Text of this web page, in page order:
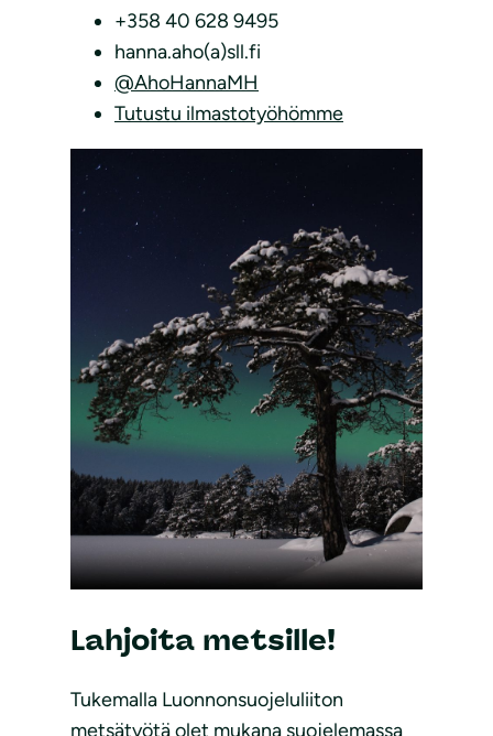
+358 40 628 9495
hanna.aho(a)sll.fi
@AhoHannaMH
Tutustu ilmastotyöhömme
Lahjoita metsille!
Tukemalla Luonnonsuojeluliiton
metsätyötä olet mukana suojelemassa